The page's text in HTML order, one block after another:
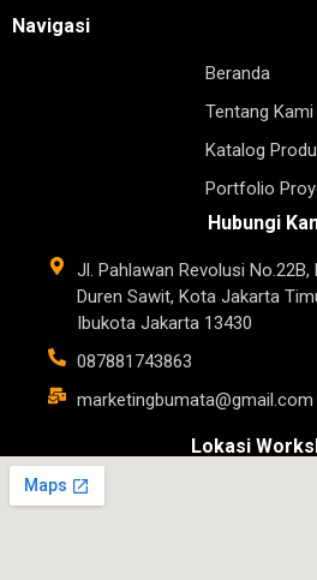
Navigasi
Beranda
Tentang Kami
Katalog
Portfolio
Hubungi
Jl. Pahlawan Revolusi No.22B,
Duren Sawit, Kota Jakarta
Ibukota Jakarta 13430
087881743863
marketingbumata@gmail.com
Lokasi